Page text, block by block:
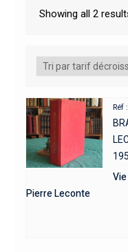
Showing all 2
Réf
Pierre Leconte